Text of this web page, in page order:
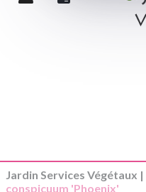
Jardin Services Végétaux |
conspicuum 'Phoenix'